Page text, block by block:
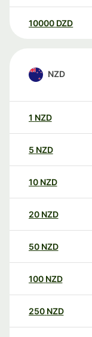
10000 DZD
NZD
1 NZD
5 NZD
10 NZD
20 NZD
50 NZD
100 NZD
250 NZD